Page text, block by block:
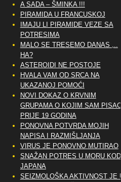
A SADA – ŠMINKA !!!
PIRAMIDA U FRANCUSKOJ
IMAJU LI PIRAMIDE VEZE SA
POTRESIMA
MALO SE TRESEMO DANAS ,..
HA?
ASTEROIDI NE POSTOJE
HVALA VAM OD SRCA NA
UKAZANOJ POMOĆI
NOVI DOKAZ O KRVNIM
GRUPAMA O KOJIM SAM PISAO
PRIJE 19 GODINA
PONOVNA POTVRDA MOJIH
NAPISA I RAZMIŠLJANJA
VIRUS JE PONOVNO MUTIRAO
SNAŽAN POTRES U MORU KOD
JAPANA
SEIZMOLOŠKA AKTIVNOST JE U